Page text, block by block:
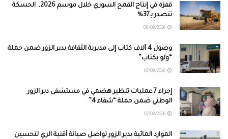
قفزة في إنتاج القمح السوري خلال موسم 2026.. الحسكة
تتصدر بـ37%
وصول 4 آلاف كتاب إلى مديرية الثقافة بدير الزور ضمن حملة
“ولو بكتاب”
إجراء 7 عمليات تنظير هضمي في مستشفى دير الزور
الوطني ضمن حملة “شفاء 4”
الموارد المائية بدير الزور تواصل صيانة أقنية الري لتحسين